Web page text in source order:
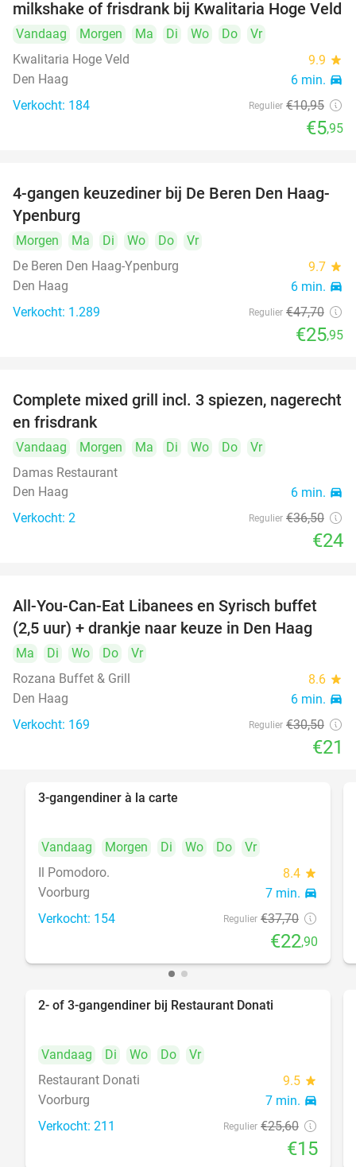
milkshake of frisdrank bij Kwalitaria Hoge Veld
Vandaag Morgen Ma Di Wo Do
Vr
Kwalitaria Hoge Veld
9.9 star
Den Haag 6 min. directions_car
Verkocht: 184 Regulier €10,95
€5,95
46%
4-gangen keuzediner bij De Beren Den Haag-
Ypenburg
Morgen Ma Di Wo Do
Vr
De Beren Den Haag-Ypenburg
9.7 star
Den Haag 6 min. directions_car
Verkocht: 1.289 Regulier €47,70
€25,95
34%
Complete mixed grill incl. 3 spiezen, nagerecht
en frisdrank
Vandaag Morgen Ma Di Wo Do
Vr
Damas Restaurant
Den Haag
6 min. directions_car
Verkocht: 2 Regulier €36,50
€24
31%
All-You-Can-Eat Libanees en Syrisch buffet
(2,5 uur) + drankje naar keuze in Den Haag
Ma Di Wo Do
Vr
Rozana Buffet & Grill
8.6 star
Den Haag 6 min. directions_car
Verkocht: 169 Regulier €30,50
€21
3-gangendiner à la carte
Vandaag Morgen Di Wo Do
Vr
Il Pomodoro.
8.4 star
Voorburg 7 min. directions_car
Verkocht: 154 Regulier €37,70
€22,90
2- of 3-gangendiner bij Restaurant Donati
Vandaag Di Wo Do
Vr
Restaurant Donati
9.5 star
Voorburg 7 min. directions_car
Verkocht: 211 Regulier €25,60
€15